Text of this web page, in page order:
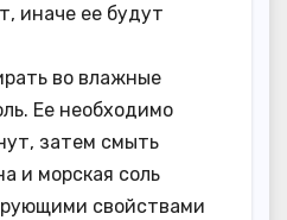
иначе ее будут
во влажные
Ее необходимо
затем смыть
и морская соль
свойствами